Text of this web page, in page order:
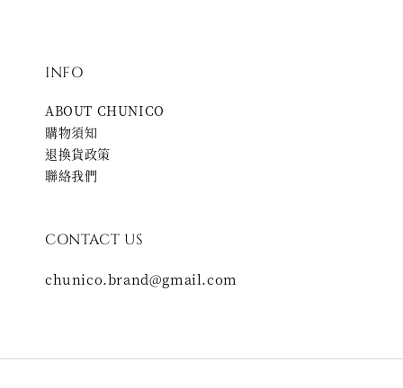
INFO
ABOUT CHUNICO
購物須知
退換貨政策
聯絡我們
CONTACT US
chunico.brand@gmail.com